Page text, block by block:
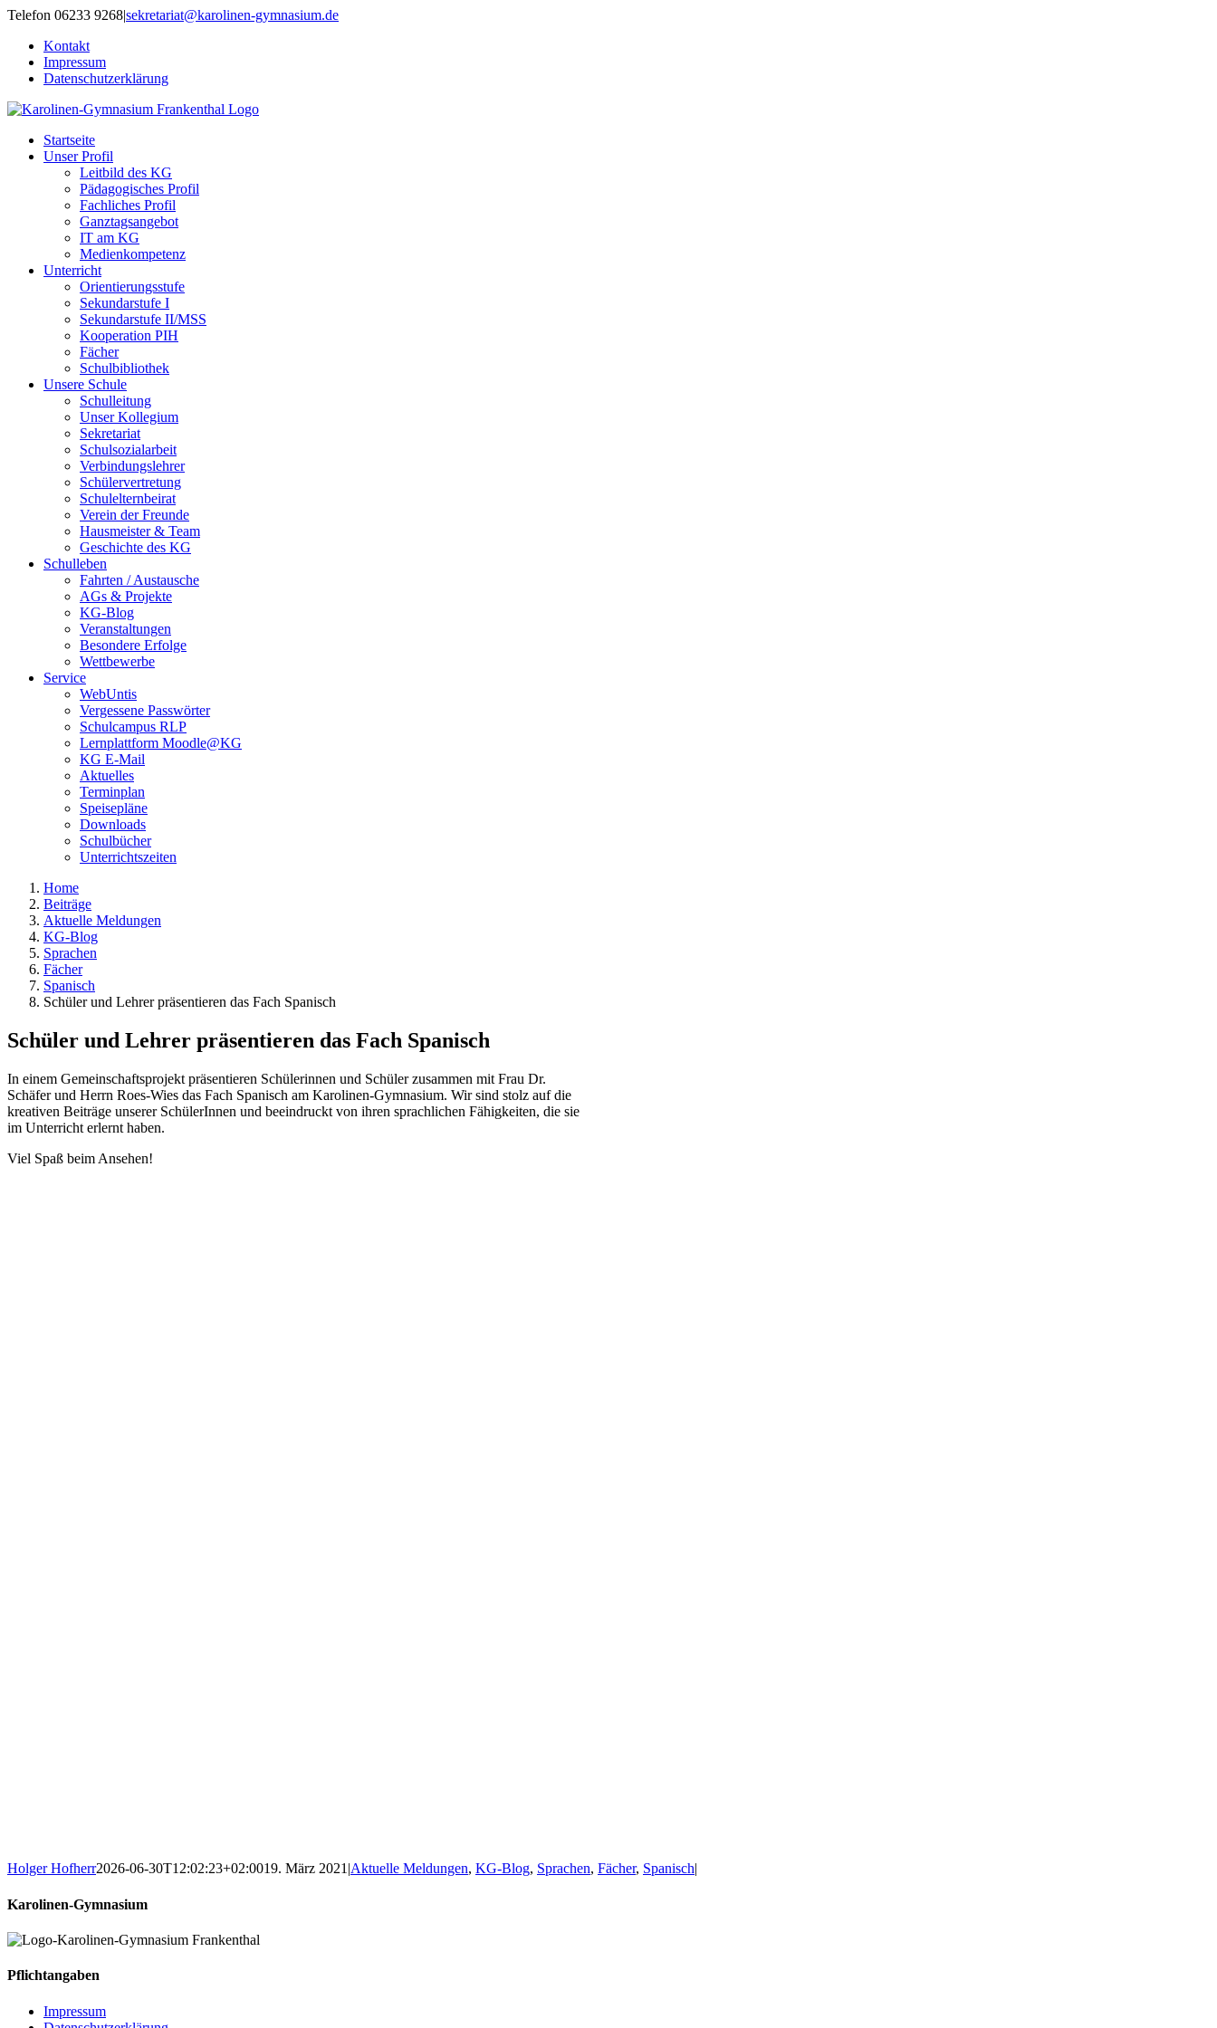
Zum
springen
Telefon 06233 9268|sekretariat@karolinen-gymnasium.de
Kontakt
Impressum
Datenschutzerklärung
Startseite
Unser Profil
Leitbild des KG
Pädagogisches Profil
Fachliches Profil
Ganztagsangebot
IT am KG
Medienkompetenz
Unterricht
Orientierungsstufe
Sekundarstufe I
Sekundarstufe II/MSS
Kooperation PIH
Fächer
Schulbibliothek
Unsere Schule
Schulleitung
Unser Kollegium
Sekretariat
Schulsozialarbeit
Verbindungslehrer
Schülervertretung
Schulelternbeirat
Verein der Freunde
Hausmeister & Team
Geschichte des KG
Schulleben
Fahrten / Austausche
AGs & Projekte
KG-Blog
Veranstaltungen
Besondere Erfolge
Wettbewerbe
Service
WebUntis
Vergessene Passwörter
Schulcampus RLP
Lernplattform Moodle@KG
KG E-Mail
Aktuelles
Terminplan
Speisepläne
Downloads
Schulbücher
Unterrichtszeiten
Home
Beiträge
Aktuelle Meldungen
KG-Blog
Sprachen
Fächer
Spanisch
Schüler und Lehrer präsentieren das Fach Spanisch
Schüler und Lehrer präsentieren das Fach Spanisch
In einem Gemeinschaftsprojekt präsentieren Schülerinnen und Schüler zusammen mit Frau Dr.
Schäfer und Herrn Roes-Wies das Fach Spanisch am Karolinen-Gymnasium. Wir sind stolz auf die
kreativen Beiträge unserer SchülerInnen und beeindruckt von ihren sprachlichen Fähigkeiten, die sie
im Unterricht erlernt haben.
Viel Spaß beim Ansehen!
Holger Hofherr2026-06-30T12:02:23+02:0019. März 2021 Aktuelle Meldungen, KG-Blog, Sprachen, Fächer, Spanisch
Karolinen-Gymnasium
Pflichtangaben
Impressum